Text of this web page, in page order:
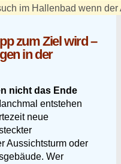
im Hallenbad wenn der
zum Ziel wird –
in der
nicht das Ende
entstehen
neue
Aussichtsturm oder
Wer